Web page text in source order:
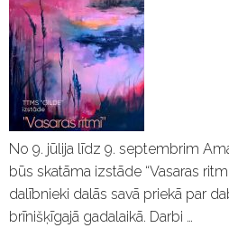
No 9. jūlija līdz 9. septembrim
būs skatāma izstāde “Vasaras
dalībnieki dalās savā priekā par
brīnišķīgajā gadalaikā. Darbi …